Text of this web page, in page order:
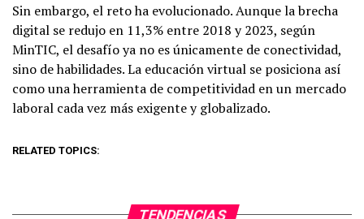
Sin embargo, el reto ha evolucionado. Aunque la brecha
digital se redujo en 11,3% entre 2018 y 2023, según
MinTIC, el desafío ya no es únicamente de conectividad,
sino de habilidades. La educación virtual se posiciona así
como una herramienta de competitividad en un mercado
laboral cada vez más exigente y globalizado.
RELATED TOPICS:
TENDENCIAS